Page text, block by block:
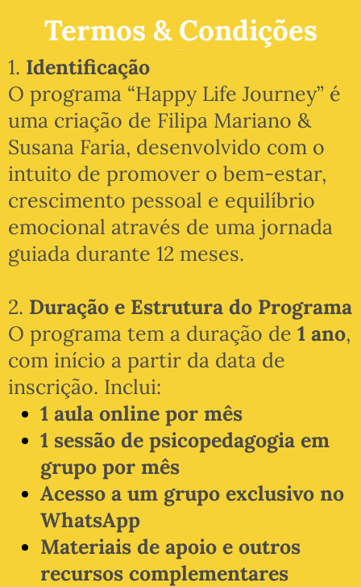
Termos & Condições
1. Identificação
O programa “Happy Life Journey” é
uma criação de Filipa Mariano &
Susana Faria, desenvolvido com o
intuito de promover o bem-estar,
crescimento pessoal e equilíbrio
emocional através de uma jornada
guiada durante 12 meses.
2. Duração e Estrutura do Programa
O programa tem a duração de 1 ano,
com início a partir da data de
inscrição. Inclui:
1 aula online por mês
1 sessão de psicopedagogia em
grupo por mês
Acesso a um grupo exclusivo no
WhatsApp
Materiais de apoio e outros
recursos complementares